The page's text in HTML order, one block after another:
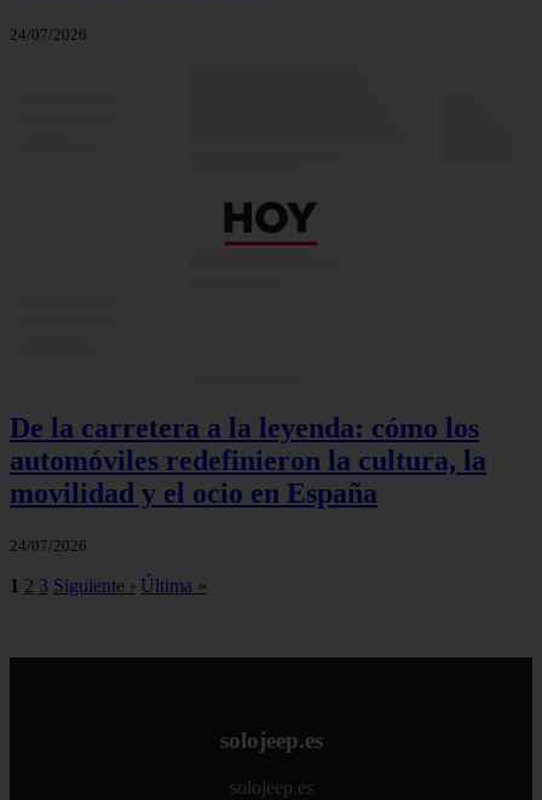
24/07/2026
De la carretera a la leyenda: cómo los
automóviles redefinieron la cultura, la
movilidad y el ocio en España
24/07/2026
1 2 3 Siguiente › Última »
solojeep.es
solojeep.es